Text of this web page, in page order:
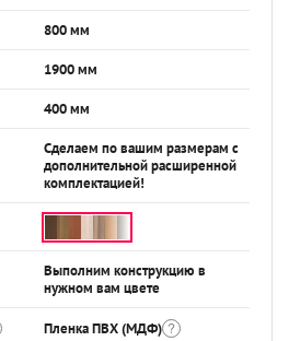
800 мм
1900 мм
400 мм
Сделаем по вашим размерам с
дополнительной расширенной
комплектацией!
Выполним конструкцию в
нужном вам цвете
Пленка ПВХ (МДФ)